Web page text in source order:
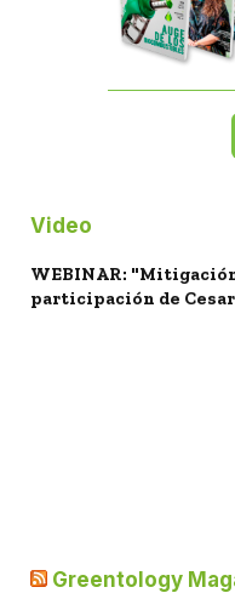
Video
WEBINAR:
participación de
Greentology